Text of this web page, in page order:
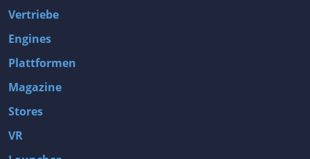
Vertriebe
Engines
Plattformen
Magazine
Stores
VR